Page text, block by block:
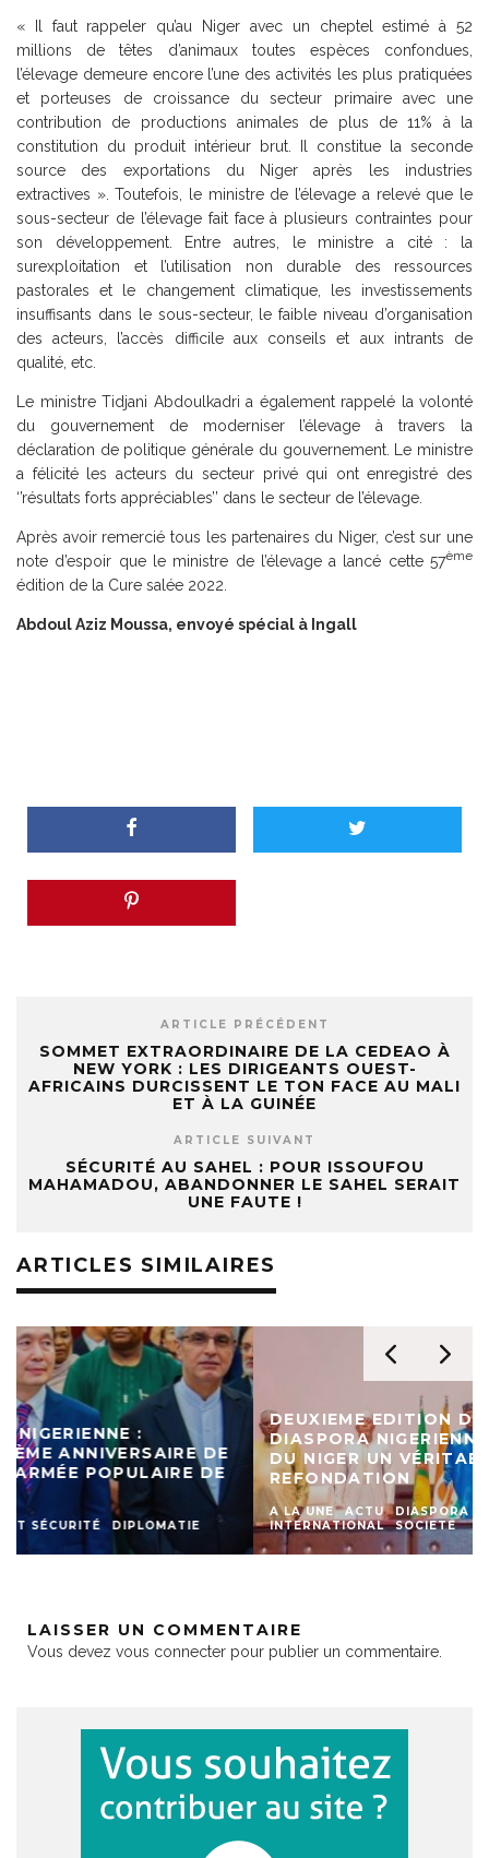
« Il faut rappeler qu’au Niger avec un cheptel estimé à 52
millions de têtes d’animaux toutes espèces confondues,
l’élevage demeure encore l’une des activités les plus pratiquées
et porteuses de croissance du secteur primaire avec une
contribution de productions animales de plus de 11% à la
constitution du produit intérieur brut. Il constitue la seconde
source des exportations du Niger après les industries
extractives ». Toutefois, le ministre de l’élevage a relevé que le
sous-secteur de l’élevage fait face à plusieurs contraintes pour
son développement. Entre autres, le ministre a cité : la
surexploitation et l’utilisation non durable des ressources
pastorales et le changement climatique, les investissements
insuffisants dans le sous-secteur, le faible niveau d’organisation
des acteurs, l’accès difficile aux conseils et aux intrants de
qualité, etc.
Le ministre Tidjani Abdoulkadri a également rappelé la volonté
du gouvernement de moderniser l’élevage à travers la
déclaration de politique générale du gouvernement. Le ministre
a félicité les acteurs du secteur privé qui ont enregistré des
‘’résultats forts appréciables’’ dans le secteur de l’élevage.
Après avoir remercié tous les partenaires du Niger, c’est sur une
note d’espoir que le ministre de l’élevage a lancé cette 57ème
édition de la Cure salée 2022.
Abdoul Aziz Moussa, envoyé spécial à Ingall
ARTICLE PRÉCÉDENT
SOMMET EXTRAORDINAIRE DE LA CEDEAO À
NEW YORK : LES DIRIGEANTS OUEST-
AFRICAINS DURCISSENT LE TON FACE AU MALI
ET À LA GUINÉE
ARTICLE SUIVANT
SÉCURITÉ AU SAHEL : POUR ISSOUFOU
MAHAMADOU, ABANDONNER LE SAHEL SERAIT
UNE FAUTE !
ARTICLES SIMILAIRES
DEUXIEME EDITION DU FORUM DE LA
DIASPORA NIGERIENNE : LA 9ÈME RÉGION
DU NIGER UN VÉRITABLE PILIER POUR LA
REFONDATION
ACTU
DIPLOMATIE
INTERNATIONAL
SOCIETE
LAISSER UN COMMENTAIRE
Vous devez vous connecter pour publier un commentaire.